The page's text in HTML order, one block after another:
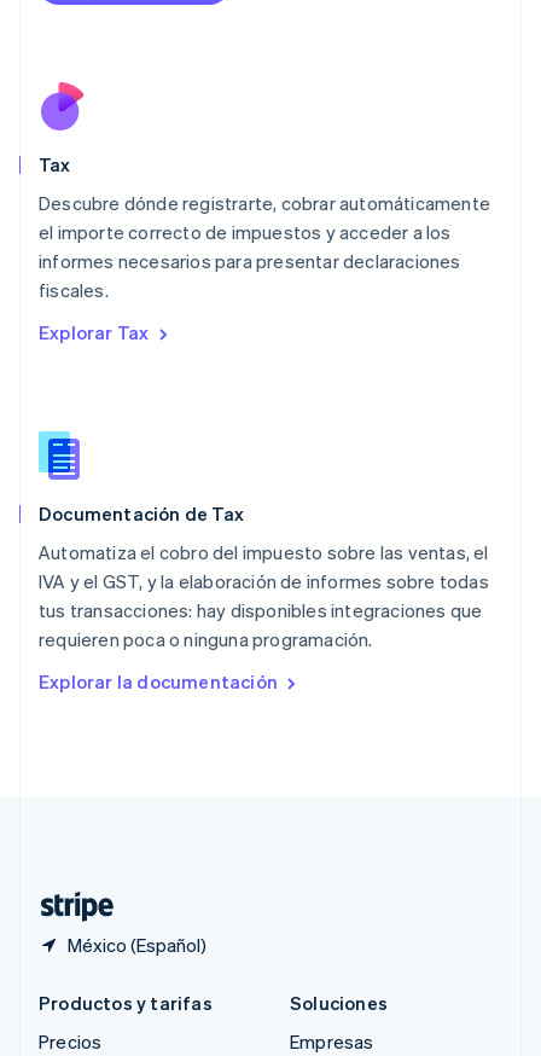
Tax
Descubre dónde registrarte, cobrar automáticamente
el importe correcto de impuestos y acceder a los
informes necesarios para presentar declaraciones
fiscales.
Explorar Tax
Documentación de Tax
Automatiza el cobro del impuesto sobre las ventas, el
IVA y el GST, y la elaboración de informes sobre todas
tus transacciones: hay disponibles integraciones que
requieren poca o ninguna programación.
Explorar la documentación
México (Español)
DeutschEnglish
Français
Malasia
English
México
Español
Noruega
English
Nueva Zelandia
English
English
Portugal
RAE de Hong Kong, China
English简体中文
Reino Unido
English
República Checa
English
English
Productos y tarifas
Precios
Soluciones
Empresas